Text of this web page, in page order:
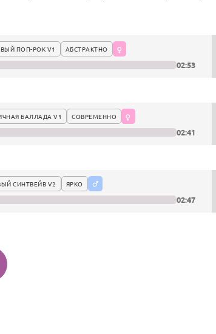
ПОП-РОК V1 АБСТРАКТНО
02:53
БАЛЛАДА V1 СОВРЕМЕННО
02:41
СИНТВЕЙВ V2 ЯРКО
02:47